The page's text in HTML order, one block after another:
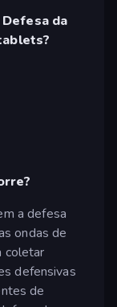
da
a defesa
ondas de
coletar
defensivas
de